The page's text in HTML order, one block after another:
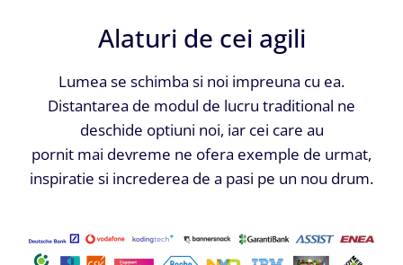
Alaturi de cei agili
Lumea se schimba si noi impreuna cu ea.
Distantarea de modul de lucru traditional ne
deschide optiuni noi, iar cei care au
pornit mai devreme ne ofera exemple de urmat,
inspiratie si increderea de a pasi pe un nou drum.